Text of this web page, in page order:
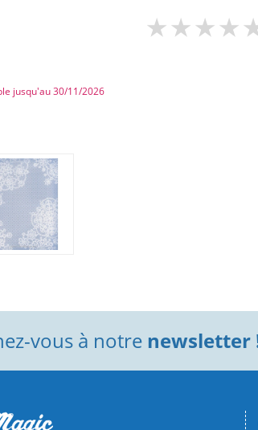
jusqu'au 30/11/2026
vous à notre newsletter